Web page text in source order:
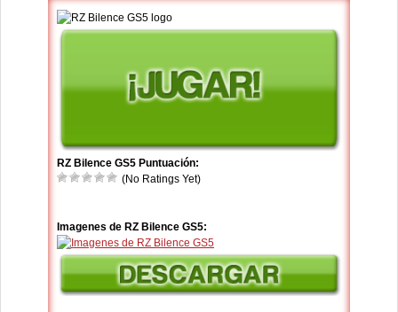
RZ Bilence GS5 Puntuación:
(No Ratings Yet)
Imagenes de RZ Bilence GS5: